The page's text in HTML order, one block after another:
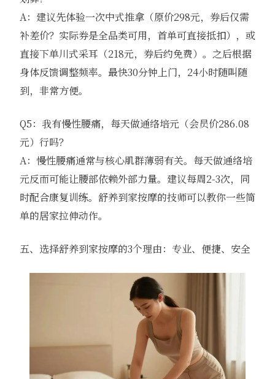
A：建议先体验一次中式推拿（原价298元，券后仅需
补差价？实际券是全品类可用，首单可直接抵扣），或
直接下单川式采耳（218元，券后约免费）。之后根据
身体反馈调整频率。最快30分钟上门，24小时随叫随
到，非常方便。
Q5：我有慢性腰痛，每天做通络培元（会员价286.08
元）行吗？
A：慢性腰痛通常与核心肌群薄弱有关。每天做通络培
元反而可能让腰部依赖外部力量。建议每周2-3次，同
时配合康复训练。舒养到家按摩的技师可以教你一些简
单的居家拉伸动作。
五、选择舒养到家按摩的3个理由：专业、便捷、安全